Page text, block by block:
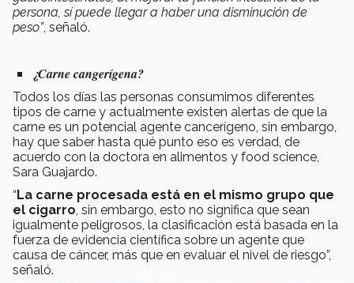
persona, sí puede llegar a haber una disminución de
peso”, señaló.
¿Carne cangerígena?
Todos los días las personas consumimos diferentes
tipos de carne y actualmente existen alertas de que la
carne es un potencial agente cancerígeno, sin embargo,
hay que saber hasta qué punto eso es verdad, de
acuerdo con la doctora en alimentos y food science,
Sara Guajardo.
“La carne procesada está en el mismo grupo que
el cigarro, sin embargo, esto no significa que sean
igualmente peligrosos, la clasificación está basada en la
fuerza de evidencia científica sobre un agente que
causa de cáncer, más que en evaluar el nivel de riesgo”,
señaló.